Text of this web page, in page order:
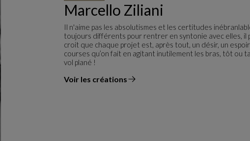
Marcello Ziliani
Il n'aime pas les absolutismes et les certitudes
toujours différents pour rentrer en syntonie avec elles,
croit que chaque projet est, après tout, un désir, un
courses qu’on fait en agitant inutilement les bras, tôt ou
vol plané !
Voir les créations
du designer